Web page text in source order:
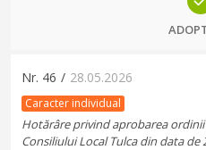
Nr. 46 / 28.05.2026
Caracter individual
Hotărâre privind aprobarea
Consiliului Local Tulca din data de